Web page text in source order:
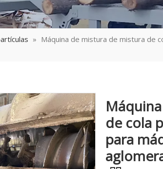
» Máquina de mistura de mistura de
de cola
para